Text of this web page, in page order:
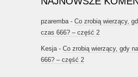
pzaremba- Co zrobią wierzący,
czas 666? – część 2
Kesja- Co zrobią wierzący, gdy
666? – część 2